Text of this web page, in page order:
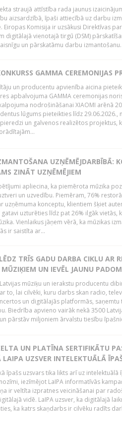
straujā attīstība rada jaunus
aizsardzībā, īpaši attiecībā uz darbu
Eiropas Komisija ir uzsākusi Direktīvas
digitālajā vienotajā tirgū (DSM)
un pārskatāmu darbu izmantošanu.
GAMMA CEREMONIJAS
un producentu apvienība aicina
apbalvojuma GAMMA ceremonijas
nodrošināšanai XIAOMI arēnā
lūgums pieteikties līdz 29.06.2026.,
un galvenos realizētos projektus,
UZŅĒMĒJDARBĪBĀ:
ZINĀT UZŅĒMĒJIEM
apliecina, ka piemērota mūzika
un uzvedību. Piemēram, 76%
uzņēmuma konceptu, klientiem šķiet
uzturēties līdz pat 26% ilgāk vietās,
Vienlaikus jāņem vērā, ka mūzikas
ir saistīta ar...
TRĪS GADU DARBA CIKLU AR
UN IEVĒL JAUNU
mūziķu un ierakstu producentu
to, lai cilvēki, kuru darbs skan radio,
un digitālajās platformās, saņemtu
Biedrība apvieno vairāk nekā 3500
pārstāv miljoniem ārvalstu tiesību
UN PLATĪNA SERTIFIKĀTU
LAIPA UZSVER INTELEKTUĀLĀ
īpašs uzsvars tika likts arī uz intelektuālā
iezīmējot LaIPA informatīvās
ir veltīta izpratnes veicināšanai par
vidē. LaIPA uzsver, ka digitālajā
ka katrs skaņdarbs ir cilvēku radīts